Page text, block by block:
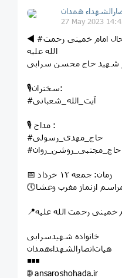
همدان
27 May 2023
◀️ #اطلاعیه | مراسم گرامیداشت ارتحال امام خمینی رحمت
الله علیه
شهید حاج محسن سرابی
🎙سخنران:
#آیت_الله_شعبانی
🎙 مداح :
#حاج_مهدی_رسولی
#حاج_مجتبی_روشن_روان
📅 زمان: جمعه ۱۲ خرداد
ازنماز مغرب وعشا
خمینی رحمت الله علیه
خانواده شهیدسرابی
هیات‌انصارالشهداءهمدان
◾️◾️◾️
🌐 ansaroshohada.ir